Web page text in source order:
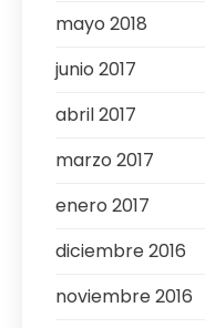
mayo 2018
junio 2017
abril 2017
marzo 2017
enero 2017
diciembre 2016
noviembre 2016